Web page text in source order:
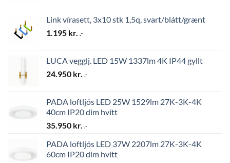
Link vírasett, 3x10 stk 1,5q, svart/blátt/grænt
1.195 kr. .-
LUCA vegglj. LED 15W 1337lm 4K IP44 gyllt
24.950 kr. .-
PADA loftljós LED 25W 1529lm 27K-3K-4K
40cm IP20 dim hvítt
35.950 kr. .-
PADA loftljós LED 37W 2207lm 27K-3K-4K
60cm IP20 dim hvítt